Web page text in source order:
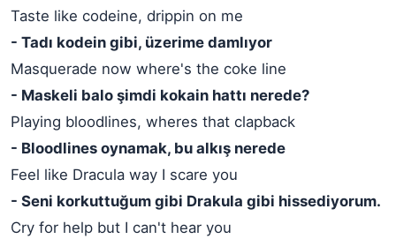
Taste like codeine, drippin on me
- Tadı kodein gibi, üzerime damlıyor
Masquerade now where's the coke line
- Maskeli balo şimdi kokain hattı nerede?
Playing bloodlines, wheres that clapback
- Bloodlines oynamak, bu alkış nerede
Feel like Dracula way I scare you
- Seni korkuttuğum gibi Drakula gibi hissediyorum.
Cry for help but I can't hear you